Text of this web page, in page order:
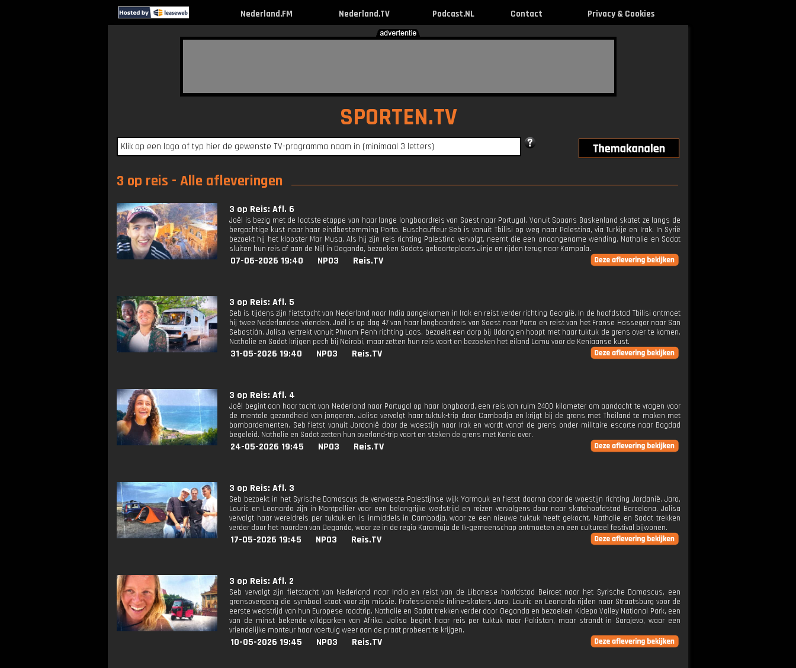
Nederland.FM Nederland.TV Podcast.NL Contact Privacy & Cookies
SPORTEN.TV
3 op reis - Alle afleveringen
3 op Reis: Afl. 6
Joël is bezig met de laatste etappe van haar lange longboardreis van Soest naar Portugal. Vanuit Spaans Baskenland skatet ze langs de
bergachtige kust naar haar eindbestemming Porto. Buschauffeur Seb is vanuit Tbilisi op weg naar Palestina, via Turkije en Irak. In Syrië
bezoekt hij het klooster Mar Musa. Als hij zijn reis richting Palestina vervolgt, neemt die een onaangename wending. Nathalie en Sadat
sluiten hun reis af aan de Nijl in Oeganda, bezoeken Sadats geboorteplaats Jinja en rijden terug naar Kampala.
07-06-2026 19:40 NPO3 Reis.TV
3 op Reis: Afl. 5
Seb is tijdens zijn fietstocht van Nederland naar India aangekomen in Irak en reist verder richting Georgië. In de hoofdstad Tbilisi ontmoet
hij twee Nederlandse vrienden. Joël is op dag 47 van haar longboardreis van Soest naar Porto en reist van het Franse Hossegor naar San
Sebastián. Jolisa vertrekt vanuit Phnom Penh richting Laos, bezoekt een dorp bij Udong en hoopt met haar tuktuk de grens over te komen.
Nathalie en Sadat krijgen pech bij Nairobi, maar zetten hun reis voort en bezoeken het eiland Lamu voor de Keniaanse kust.
31-05-2026 19:40 NPO3 Reis.TV
3 op Reis: Afl. 4
Joël begint aan haar tocht van Nederland naar Portugal op haar longboard, een reis van ruim 2400 kilometer om aandacht te vragen voor
de mentale gezondheid van jongeren. Jolisa vervolgt haar tuktuk-trip door Cambodja en krijgt bij de grens met Thailand te maken met
bombardementen. Seb fietst vanuit Jordanië door de woestijn naar Irak en wordt vanaf de grens onder militaire escorte naar Bagdad
begeleid. Nathalie en Sadat zetten hun overland-trip voort en steken de grens met Kenia over.
24-05-2026 19:45 NPO3 Reis.TV
3 op Reis: Afl. 3
Seb bezoekt in het Syrische Damascus de verwoeste Palestijnse wijk Yarmouk en fietst daarna door de woestijn richting Jordanië. Jaro,
Lauric en Leonardo zijn in Montpellier voor een belangrijke wedstrijd en reizen vervolgens door naar skatehoofdstad Barcelona. Jolisa
vervolgt haar wereldreis per tuktuk en is inmiddels in Cambodja, waar ze een nieuwe tuktuk heeft gekocht. Nathalie en Sadat trekken
verder door het noorden van Oeganda, waar ze in de regio Karamoja de Ik-gemeenschap ontmoeten en een cultureel festival bijwonen.
17-05-2026 19:45 NPO3 Reis.TV
3 op Reis: Afl. 2
Seb vervolgt zijn fietstocht van Nederland naar India en reist van de Libanese hoofdstad Beiroet naar het Syrische Damascus, een
grensovergang die symbool staat voor zijn missie. Professionele inline-skaters Jaro, Lauric en Leonardo rijden naar Straatsburg voor de
eerste wedstrijd van hun Europese roadtrip. Nathalie en Sadat trekken verder door Oeganda en bezoeken Kidepo Valley National Park, een
van de minst bekende wildparken van Afrika. Jolisa begint haar reis per tuktuk naar Pakistan, maar strandt in Sarajevo, waar een
vriendelijke monteur haar voertuig weer aan de praat probeert te krijgen.
10-05-2026 19:45 NPO3 Reis.TV